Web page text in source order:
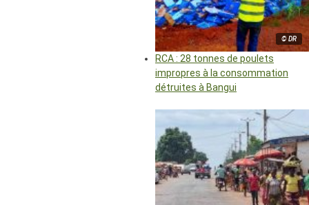
© DR
RCA : 28 tonnes de poulets
impropres à la consommation
détruites à Bangui